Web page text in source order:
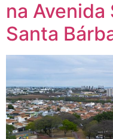
na Avenida
Santa